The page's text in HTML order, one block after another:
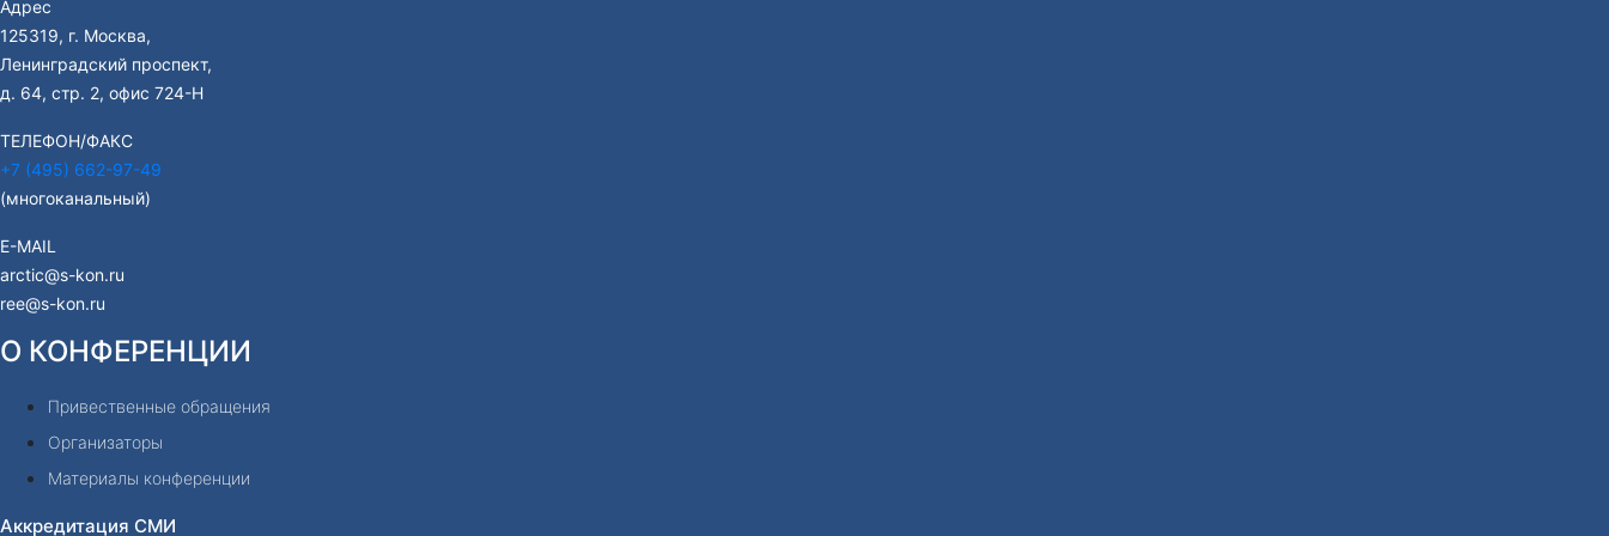
Адрес
125319, г. Москва,
Ленинградский проспект,
д. 64, стр. 2, офис 724-Н
ТЕЛЕФОН/ФАКС
+7 (495) 662-97-49
(многоканальный)
E-MAIL
arctic@s-kon.ru
ree@s-kon.ru
О КОНФЕРЕНЦИИ
Привественные обращения
Организаторы
Материалы конференции
Аккредитация СМИ